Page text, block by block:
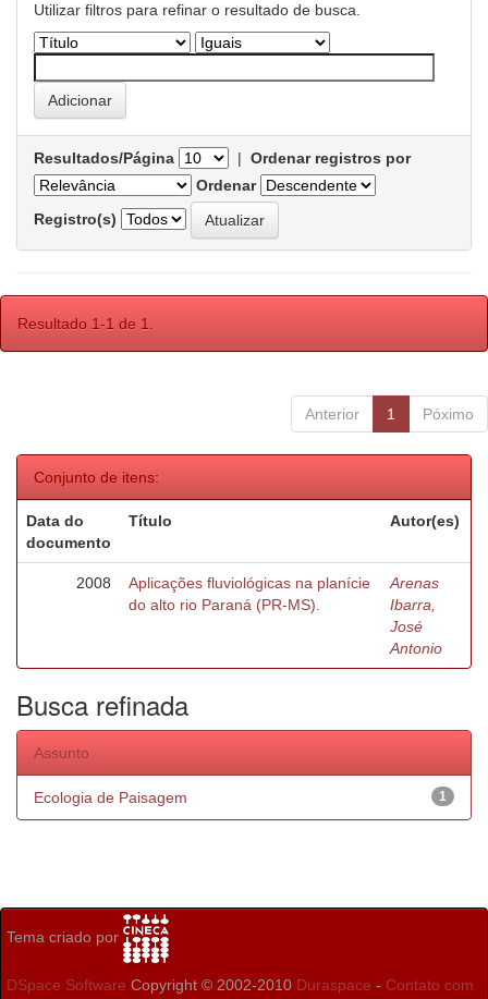
Utilizar filtros para refinar o resultado de busca.
Resultados/Página | Ordenar registros por
Ordenar
Registro(s)
Resultado 1-1 de 1.
Anterior 1 Póximo
Conjunto de itens:
Data do
documento
Título Autor(es)
2008
Aplicações fluviológicas na planície
do alto rio Paraná (PR-MS).
Arenas
Ibarra,
José
Antonio
Busca refinada
Assunto
1
Ecologia de Paisagem
Tema criado por
DSpace Software Copyright © 2002-2010 Duraspace - Contato com